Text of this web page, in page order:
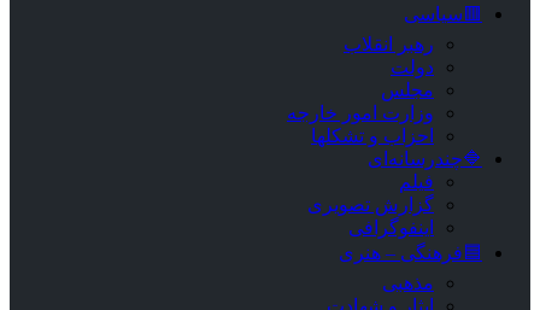
🟥سیاسی
رهبر انقلاب
دولت
مجلس
وزارت امور خارجه
احزاب و تشکلها
🔷چندرسانه‌ای
فیلم
گزارش تصویری
اینفوگرافی
🟦فرهنگی – هنری
مذهبی
ایثار و شهادت